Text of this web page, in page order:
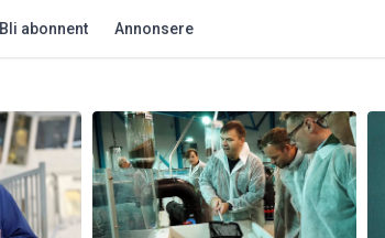
Bli abonnent Annonsere